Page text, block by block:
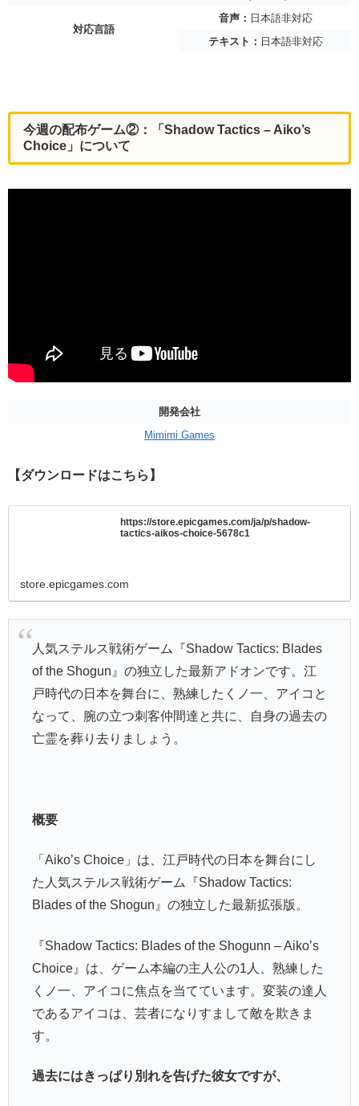
対応言語
音声： 日本語非対応
テキスト： 日本語非対応
今週の配布ゲーム②：「Shadow Tactics – Aiko’s
Choice」について
開発会社
Mimimi Games
【ダウンロードはこちら】
https://store.epicgames.com/ja/p/shadow-
tactics-aikos-choice-5678c1
store.epicgames.com
人気ステルス戦術ゲーム『Shadow Tactics: Blades
of the Shogun』の独立した最新アドオンです。江
戸時代の日本を舞台に、熟練したくノ一、アイコと
なって、腕の立つ刺客仲間達と共に、自身の過去の
亡霊を葬り去りましょう。
概要
「Aiko’s Choice」は、江戸時代の日本を舞台にし
た人気ステルス戦術ゲーム『Shadow Tactics:
Blades of the Shogun』の独立した最新拡張版。
『Shadow Tactics: Blades of the Shogunn – Aiko’s
Choice』は、ゲーム本編の主人公の1人、熟練した
くノ一、アイコに焦点を当てています。変装の達人
であるアイコは、芸者になりすまして敵を欺きま
す。
過去にはきっぱり別れを告げた彼女ですが、